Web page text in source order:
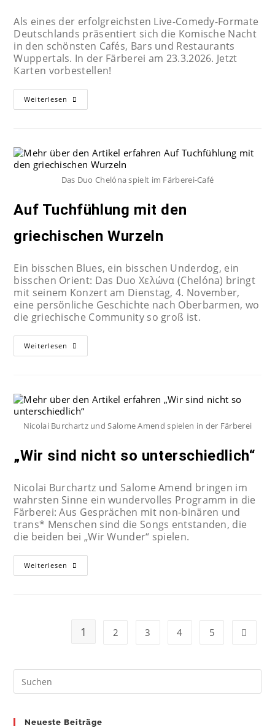
Als eines der erfolgreichsten Live-Comedy-Formate
Deutschlands präsentiert sich die Komische Nacht
in den schönsten Cafés, Bars und Restaurants
Wuppertals. In der Färberei am 23.3.2026. Jetzt
Karten vorbestellen!
Weiterlesen
Das Duo Chelóna spielt im Färberei-Café
Auf Tuchfühlung mit den
griechischen Wurzeln
Ein bisschen Blues, ein bisschen Underdog, ein
bisschen Orient: Das Duo Χελώνα (Chelóna) bringt
mit seinem Konzert am Dienstag, 4. November,
eine persönliche Geschichte nach Oberbarmen, wo
die griechische Community so groß ist.
Weiterlesen
Nicolai Burchartz und Salome Amend spielen in der Färberei
„Wir sind nicht so unterschiedlich“
Nicolai Burchartz und Salome Amend bringen im
wahrsten Sinne ein wundervolles Programm in die
Färberei: Aus Gesprächen mit non-binären und
trans* Menschen sind die Songs entstanden, die
die beiden bei „Wir Wunder“ spielen.
Weiterlesen
1 2 3 4 5
Neueste Beiträge